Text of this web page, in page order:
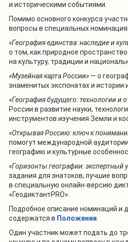
и историческими событиями.
Помимо основного конкурса
вопросы в специальных
«География единства: наследие и
о том, как природное
на культуру, традиции и
«Музейная карта России» — о
знаменитых экспонатах и истории
«География будущего: технологии и
России в развитие науки,
инструментов изучения Земли и
«Открывая Россию: ключ к
помогут международной
географию и культурные
«Горизонты географии: экспертный
задания для знатоков; лучшие
в специальную онлайн-версию
«ГеодиктантPRO».
Подробное описание номинаций и
содержатся в Положении.
Один участник может подать до